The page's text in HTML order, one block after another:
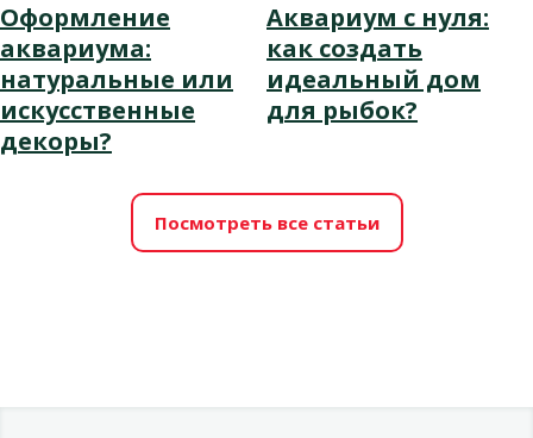
Оформление
аквариума:
натуральные или
искусственные
декоры?
Аквариум с нуля:
как создать
идеальный дом
для рыбок?
Посмотреть все статьи